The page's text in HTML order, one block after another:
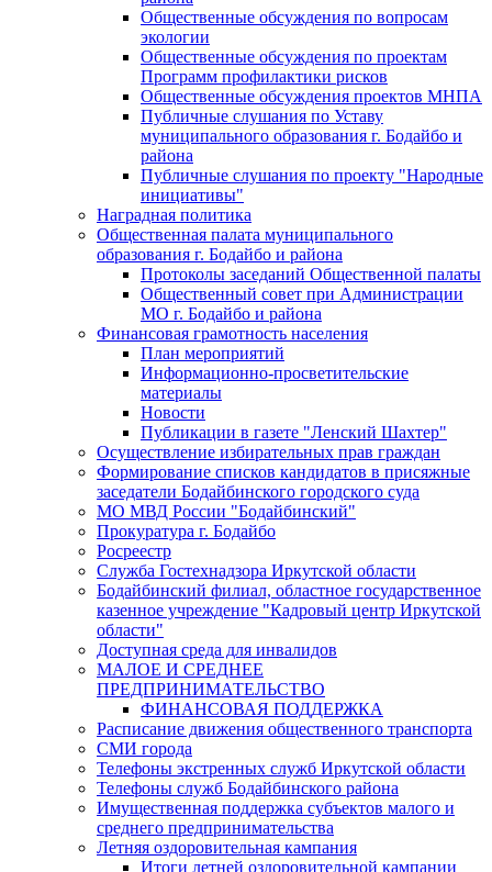
Общественные обсуждения по вопросам
экологии
Общественные обсуждения по проектам
Программ профилактики рисков
Общественные обсуждения проектов МНПА
Публичные слушания по Уставу
муниципального образования г. Бодайбо и
района
Публичные слушания по проекту "Народные
инициативы"
Наградная политика
Общественная палата муниципального
образования г. Бодайбо и района
Протоколы заседаний Общественной палаты
Общественный совет при Администрации
МО г. Бодайбо и района
Финансовая грамотность населения
План мероприятий
Информационно-просветительские
материалы
Новости
Публикации в газете "Ленский Шахтер"
Осуществление избирательных прав граждан
Формирование списков кандидатов в присяжные
заседатели Бодайбинского городского суда
МО МВД России "Бодайбинский"
Прокуратура г. Бодайбо
Росреестр
Служба Гостехнадзора Иркутской области
Бодайбинский филиал, областное государственное
казенное учреждение "Кадровый центр Иркутской
области"
Доступная среда для инвалидов
МАЛОЕ И СРЕДНЕЕ
ПРЕДПРИНИМАТЕЛЬСТВО
ФИНАНСОВАЯ ПОДДЕРЖКА
Расписание движения общественного транспорта
СМИ города
Телефоны экстренных служб Иркутской области
Телефоны служб Бодайбинского района
Имущественная поддержка субъектов малого и
среднего предпринимательства
Летняя оздоровительная кампания
Итоги летней оздоровительной кампании